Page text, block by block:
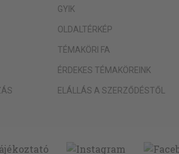
GYIK
OLDALTÉRKÉP
TÉMAKÖRI FA
ÉRDEKES TÉMAKÖREINK
ELÁLLÁS A SZERZŐDÉSTŐL